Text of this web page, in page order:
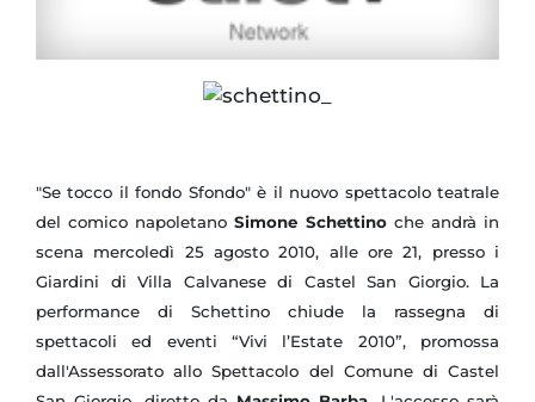
"Se tocco il fondo Sfondo" è il nuovo spettacolo teatrale
del comico napoletanoSimone Schettino che andrà in
scena mercoledì 25 agosto 2010, alle ore 21, presso i
Giardini di Villa Calvanese di Castel San Giorgio. La
performance di Schettino chiude la rassegna di
spettacoli ed eventi “Vivi l’Estate 2010”, promossa
dall'Assessorato allo Spettacolo del Comune di Castel